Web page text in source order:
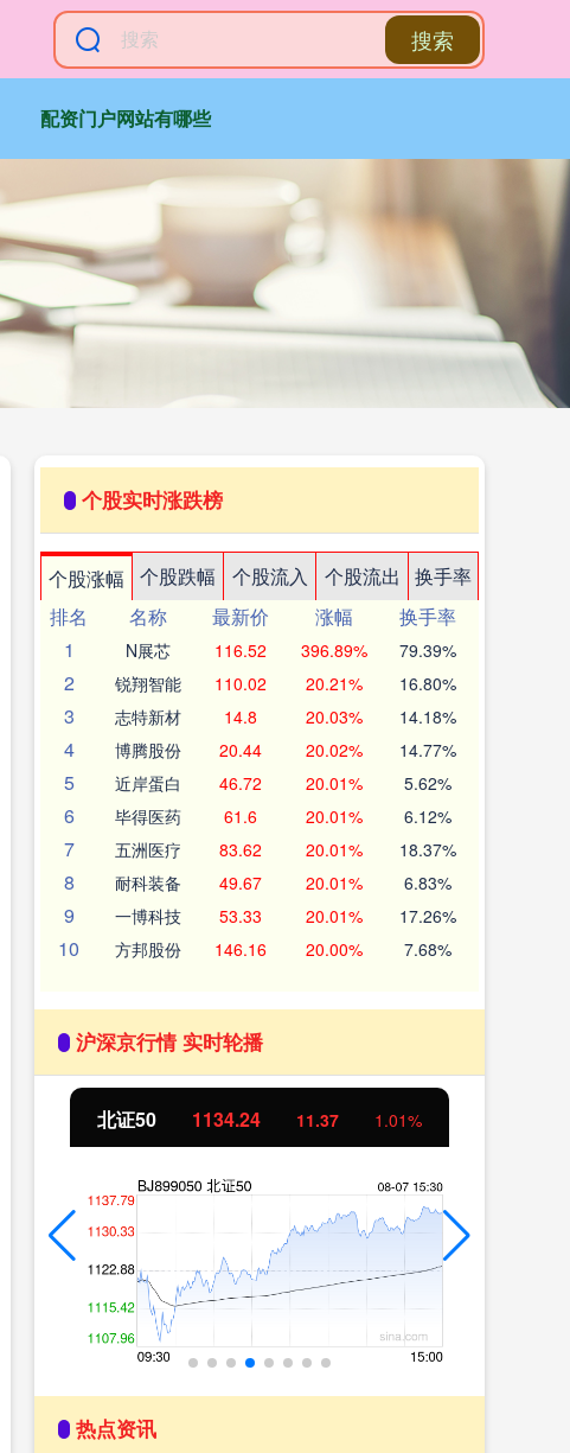
搜索
配资门户网站有哪些
个股实时涨跌榜
个股涨幅 个股跌幅 个股流入 个股流出
换手率
排名
名称 最新价 涨幅
换手率
1
N展芯 116.52 396.89% 79.39%
2 锐翔智能 110.02 20.21% 16.80%
3 志特新材 14.8 20.03% 14.18%
4 博腾股份 20.44 20.02% 14.77%
5 近岸蛋白 46.72 20.01% 5.62%
6 毕得医药 61.6 20.01% 6.12%
7 五洲医疗 83.62 20.01% 18.37%
8 耐科装备 49.67 20.01% 6.83%
9 一博科技 53.33 20.01% 17.26%
10 方邦股份 146.16 20.00% 7.68%
沪深京行情 实时轮播
北证50 1134.24 11.37 1.01%
热点资讯